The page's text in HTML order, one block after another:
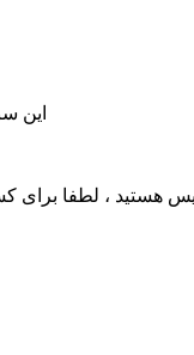
این
هستید ، لطفا برای